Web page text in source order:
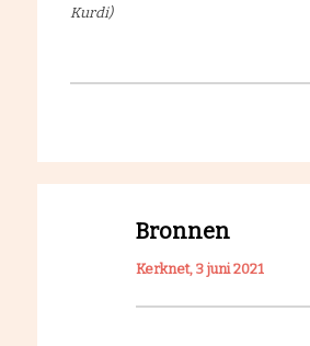
Kurdi)
Bronnen
Kerknet, 3 juni 2021